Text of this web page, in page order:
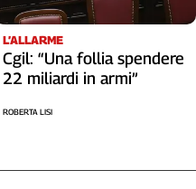
L’ALLARME
Cgil: “Una follia spendere
22 miliardi in armi”
ROBERTA LISI